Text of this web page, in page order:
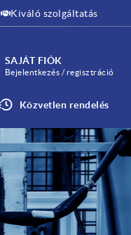
Kiváló szolgáltatás
SAJÁT FIÓK
Bejelentkezés / regisztráció
Közvetlen rendelés